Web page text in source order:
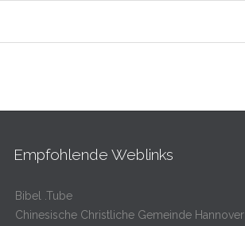
Empfohlende Weblinks
Bibel .Tube
Chinesische Christliche Gemeinde Hannover